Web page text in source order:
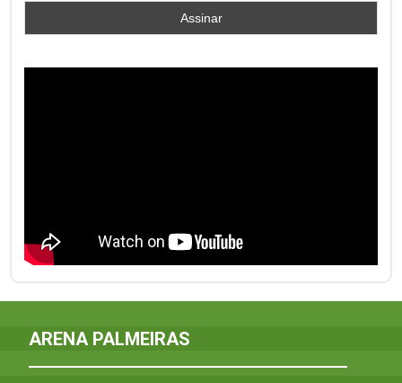
ARENA PALMEIRAS